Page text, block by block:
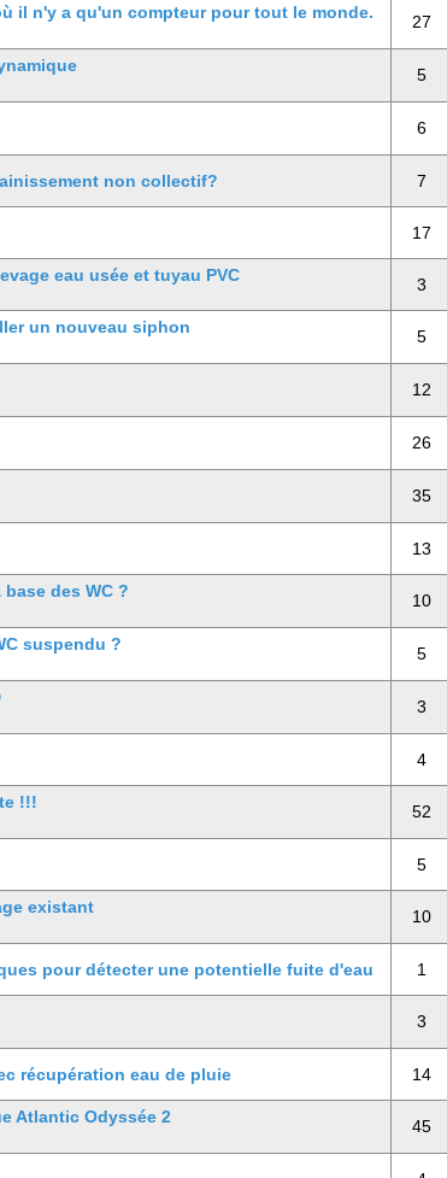
il n'y a qu'un compteur pour tout le monde. 27
5
6
non collectif? 7
17
eau usée et tuyau PVC 3
un nouveau siphon 5
12
26
35
13
des WC ? 10
suspendu ? 5
3
4
!!! 52
5
existant 10
pour détecter une potentielle fuite d'eau 1
3
récupération eau de pluie 14
Atlantic Odyssée 2 45